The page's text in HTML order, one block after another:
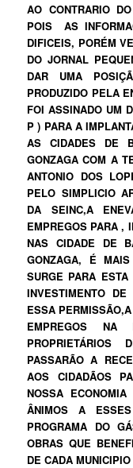
AO CONTRARIO
POIS AS
DIFICEIS, PORÉM
DO JORNAL
DAR UMA
PRODUZIDO PELA
FOI ASSINADO UM
P ) PARA A
AS CIDADES DE
GONZAGA COM A
ANTONIO DOS
PELO SIMPLICIO
DA SEINC,A
EMPREGOS PARA ,
NAS CIDADE DE
GONZAGA, É
SURGE PARA
INVESTIMENTO
ESSA
EMPREGOS
PASSARÃO A
AOS CIDADÃOS
NOSSA
ÂNIMOS A
PROGRAMA DO
OBRAS QUE
DE CADA